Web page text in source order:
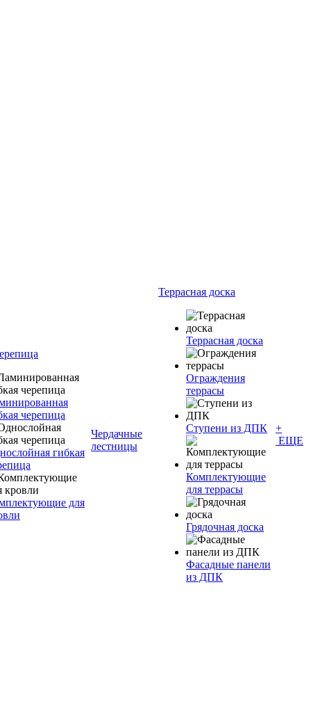
черепица
гибкая
для
Чердачные
лестницы
Террасная доска
Террасная доска
Ограждения
террасы
Ступени из ДПК
Комплектующие
для террасы
Грядочная доска
Фасадные панели
из ДПК
+
ЕЩЕ